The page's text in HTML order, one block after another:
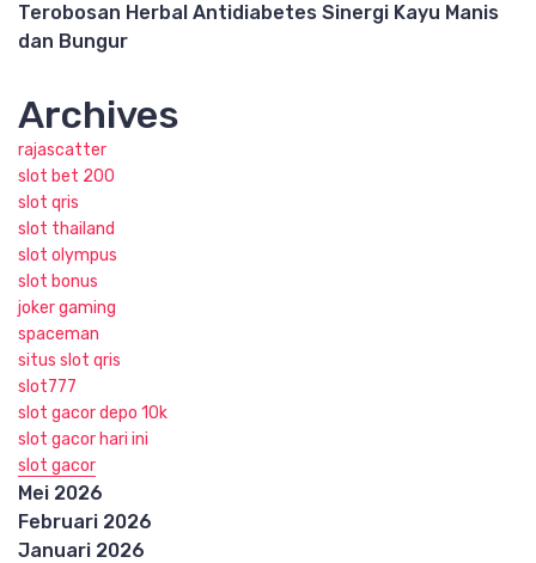
Terobosan Herbal Antidiabetes Sinergi Kayu Manis
dan Bungur
Archives
rajascatter
slot bet 200
slot qris
slot thailand
slot olympus
slot bonus
joker gaming
spaceman
situs slot qris
slot777
slot gacor depo 10k
slot gacor hari ini
slot gacor
Mei 2026
Februari 2026
Januari 2026